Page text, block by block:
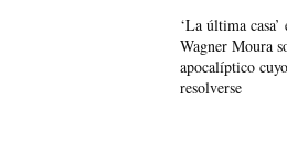
‘La última
Wagner Moura
apocalíptico
resolverse